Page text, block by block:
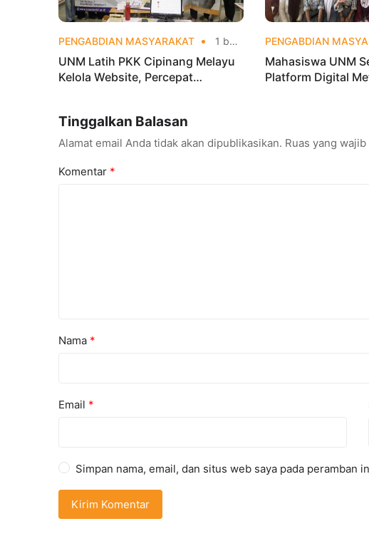
PENGABDIAN MASYARAKAT 1 bulan yang lalu
UNM Latih PKK Cipinang Melayu
Kelola Website, Percepat
PENGABDIAN
Mahasiswa UNM
Platform Digital
Tinggalkan Balasan
Alamat email Anda tidak akan dipublikasikan. Ruas yang
Komentar *
Nama *
Email *
Simpan nama, email, dan situs web saya pada peramban